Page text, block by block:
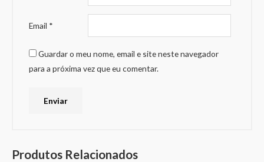
Email *
Guardar o meu nome, email e site neste navegador
para a próxima vez que eu comentar.
Produtos Relacionados